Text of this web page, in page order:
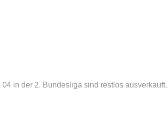
in der 2. Bundesliga sind restlos ausverkauft.